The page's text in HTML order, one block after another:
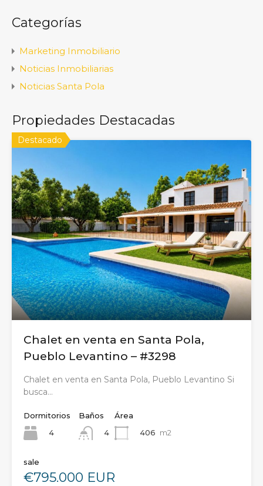
Categorías
Marketing Inmobiliario
Noticias Inmobiliarias
Noticias Santa Pola
Propiedades Destacadas
Destacado
Chalet en venta en Santa Pola,
Pueblo Levantino – #3298
Chalet en venta en Santa Pola, Pueblo Levantino Si
busca…
Dormitorios
4
Baños
4
Área
406 m2
sale
€795.000 EUR